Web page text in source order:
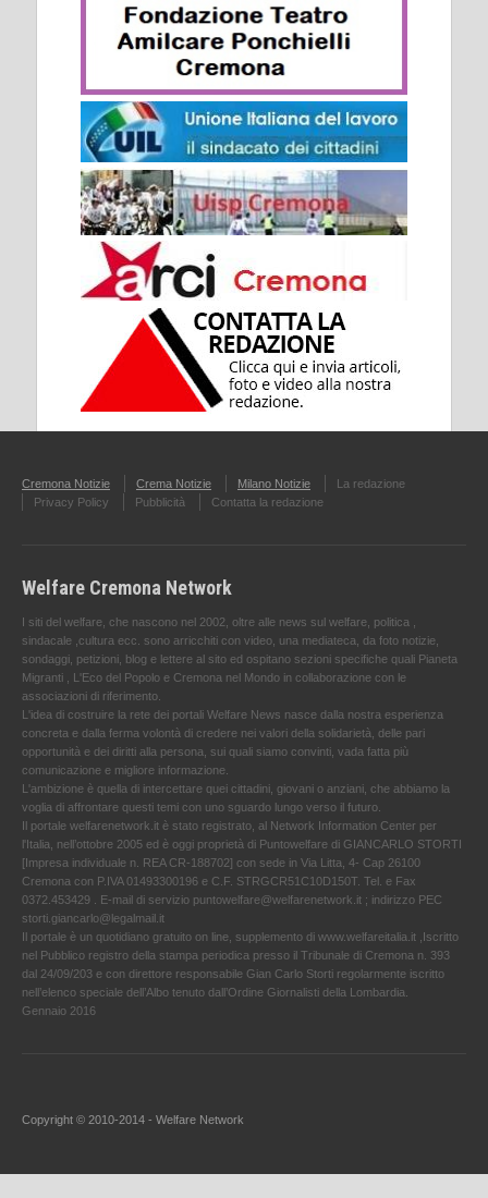
Cremona Notizie Crema Notizie Milano Notizie
La redazione
Privacy Policy
Pubblicità Contatta la redazione
Welfare Cremona Network
I siti del welfare, che nascono nel 2002, oltre alle news sul welfare, politica ,
sindacale ,cultura ecc. sono arricchiti con video, una mediateca, da foto notizie,
sondaggi, petizioni, blog e lettere al sito ed ospitano sezioni specifiche quali Pianeta
Migranti , L'Eco del Popolo e Cremona nel Mondo in collaborazione con le
associazioni di riferimento.
L'idea di costruire la rete dei portali Welfare News nasce dalla nostra esperienza
concreta e dalla ferma volontà di credere nei valori della solidarietà, delle pari
opportunità e dei diritti alla persona, sui quali siamo convinti, vada fatta più
comunicazione e migliore informazione.
L'ambizione è quella di intercettare quei cittadini, giovani o anziani, che abbiamo la
voglia di affrontare questi temi con uno sguardo lungo verso il futuro.
Il portale welfarenetwork.it è stato registrato, al Network Information Center per
l'Italia, nell’ottobre 2005 ed è oggi proprietà di Puntowelfare di GIANCARLO STORTI
[Impresa individuale n. REA CR-188702] con sede in Via Litta, 4- Cap 26100
Cremona con P.IVA 01493300196 e C.F. STRGCR51C10D150T. Tel. e Fax
0372.453429 . E-mail di servizio puntowelfare@welfarenetwork.it ; indirizzo PEC
storti.giancarlo@legalmail.it
Il portale è un quotidiano gratuito on line, supplemento di www.welfareitalia.it ,Iscritto
nel Pubblico registro della stampa periodica presso il Tribunale di Cremona n. 393
dal 24/09/203 e con direttore responsabile Gian Carlo Storti regolarmente iscritto
nell’elenco speciale dell’Albo tenuto dall’Ordine Giornalisti della Lombardia.
Gennaio 2016
Copyright © 2010-2014 - Welfare Network